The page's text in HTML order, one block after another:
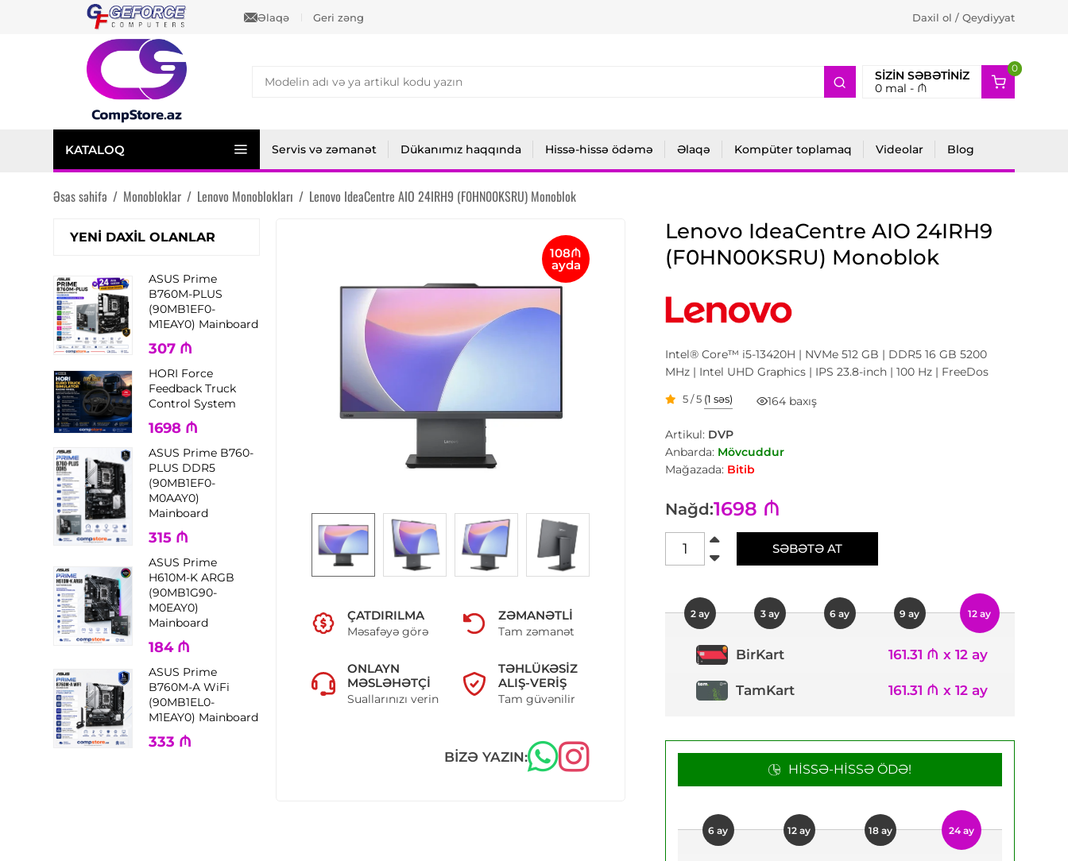
Əlaqə Geri zəng Daxil ol / Qeydiyyat
SIZIN SƏBƏTINIZ
0mal - ₼
0
2
KATALOQ Servis və zəmanət Dükanımız haqqında Hissə-hissə ödəmə Əlaqə Kompüter toplamaq Videolar Blog
Əsas səhifə / Monobloklar / Lenovo Monoblokları / Lenovo IdeaCentre AIO 24IRH9 (F0HN00KSRU) Monoblok
YENI DAXIL OLANLAR
ASUS Prime
B760M-PLUS
(90MB1EF0-
M1EAY0) Mainboard
307 ₼
HORI Force
Feedback Truck
Control System
1698 ₼
ASUS Prime B760-
PLUS DDR5
(90MB1EF0-
M0AAY0)
Mainboard
315 ₼
ASUS Prime
H610M-K ARGB
(90MB1G90-
M0EAY0)
Mainboard
184 ₼
ASUS Prime
B760M-A WiFi
(90MB1EL0-
M1EAY0) Mainboard
333 ₼
108₼
ayda
ÇATDIRILMA
Məsafəyə görə
ZƏMANƏTLI
Tam zəmanət
ONLAYN
MƏSLƏHƏTÇI
Suallarınızı verin
TƏHLÜKƏSIZ
ALIŞ-VERIŞ
Tam güvənilir
BIZƏ YAZIN:
Lenovo IdeaCentre AIO 24IRH9
(F0HN00KSRU) Monoblok
Intel® Core™ i5-13420H | NVMe 512 GB | DDR5 16 GB 5200
MHz | Intel UHD Graphics | IPS 23.8-inch | 100 Hz | FreeDos
5 / 5 (1 səs) 164 baxış
Artikul: DVP
Anbarda: Mövcuddur
Mağazada: Bitib
Nağd:1698 ₼
SƏBƏTƏ AT
2 ay 3 ay 6 ay 9 ay 12 ay
BirKart 161.31 ₼ x 12 ay
TamKart 161.31 ₼ x 12 ay
HISSƏ-HISSƏ ÖDƏ!
6 ay 12 ay 18 ay 24 ay